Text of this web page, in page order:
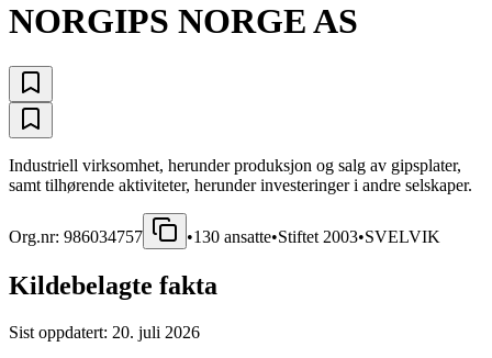
NORGIPS NORGE AS
Industriell virksomhet, herunder produksjon og salg av gipsplater,
samt tilhørende aktiviteter, herunder investeringer i andre selskaper.
Org.nr: 986034757 •130 ansatte•Stiftet 2003•SVELVIK
Kildebelagte fakta
Sist oppdatert: 20. juli 2026